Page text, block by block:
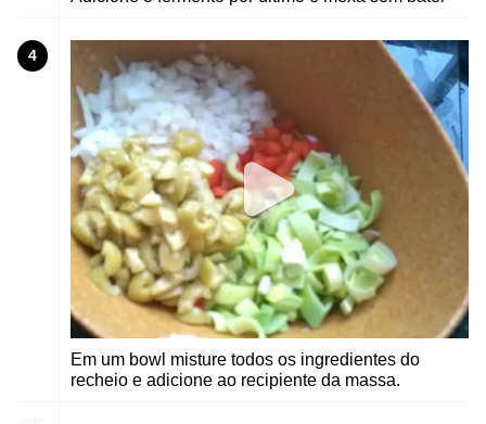
4
Em um bowl misture todos os ingredientes do
recheio e adicione ao recipiente da massa.